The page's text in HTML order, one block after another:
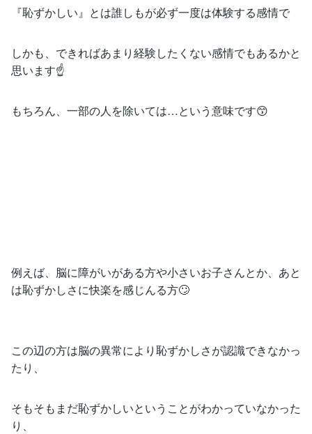
『恥ずかしい』とは誰しもが必ず一度は体験する感情で
しかも、できればあまり経験したくない感情でもあるかと
思います☝️
もちろん、一部の人を除いては…という意味です😙
例えば、脳に障がいがある方や小さいお子さんとか、あと
は恥ずかしさに快楽を感じんる方🙄
この辺の方は脳の異常により恥ずかしさが認識できなかっ
たり、
そもそもまだ恥ずかしいということがわかっていなかった
り、